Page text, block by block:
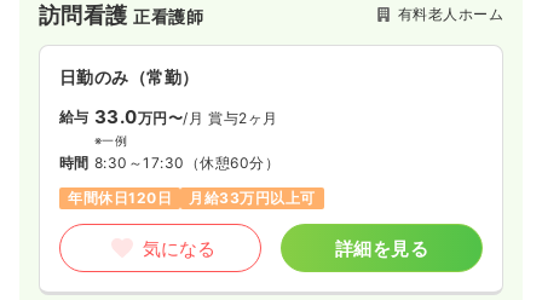
訪問看護正看護師 有料老人ホーム
日勤のみ（常勤）
給与 33.0万円〜/月 賞与2ヶ月
※一例
時間 8:30～17:30 （休憩60分）
年間休日120日
月給33万円以上可
気になる 詳細を見る